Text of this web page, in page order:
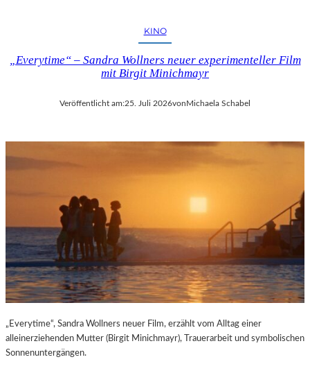
KINO
„Everytime“ – Sandra Wollners neuer experimenteller Film
mit Birgit Minichmayr
Veröffentlicht am:25. Juli 2026von Michaela Schabel
„Everytime“, Sandra Wollners neuer Film, erzählt vom Alltag einer
alleinerziehenden Mutter (Birgit Minichmayr), Trauerarbeit und symbolischen
Sonnenuntergängen.